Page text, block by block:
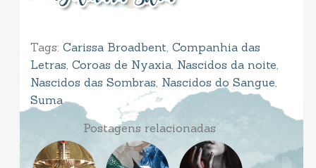
Tags: Carissa Broadbent Companhia das
Letras Coroas de Nyaxia, Nascidos da noite
Nascidos das Sombras Nascidos do Sangue
Suma
Postagens relacionadas